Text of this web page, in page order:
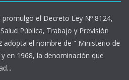
el Decreto Ley Nº 8124,
Pública, Trabajo y Previsión
adopta el nombre de " Ministerio de
en 1968, la denominación que